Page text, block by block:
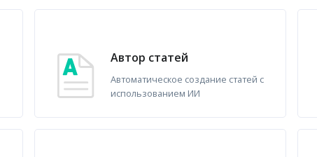
Автор статей
Автоматическое создание статей с
использованием ИИ